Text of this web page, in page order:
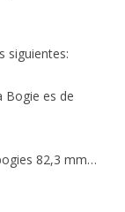
siguientes:
Bogie es de
82,3 mm…